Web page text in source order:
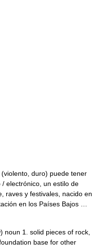
duro) puede tener
electrónico, un estilo de
raves y festivales, nacido en
en los Países Bajos …
noun 1. solid pieces of rock,
base for other